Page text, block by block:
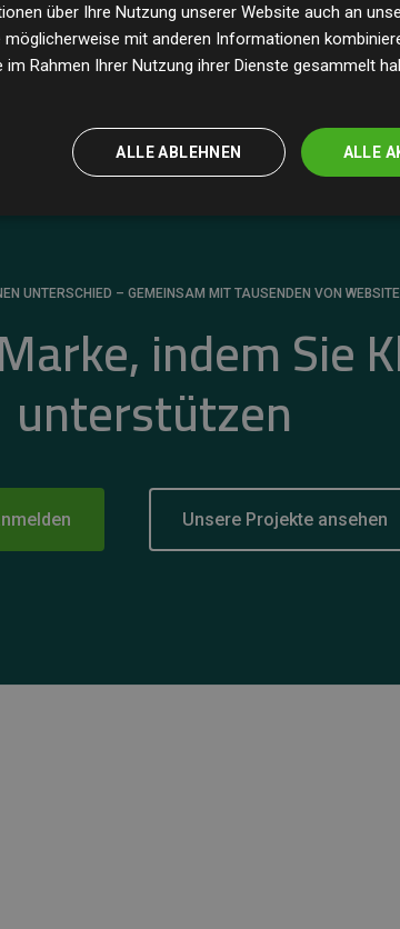
für die messbare Klimawirkung
UNTERSCHIED – GEMEINSAM MIT TAUSENDEN VON
indem Sie
unterstützen
Unsere Projekte ansehen
über Ihre Nutzung unserer Website auch an
mit anderen Informationen
Rahmen Ihrer Nutzung ihrer Dienste gesammelt
ALLE
ALLE ABLEHNEN